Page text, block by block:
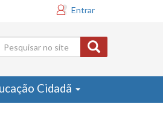
Entrar
busca
Cidadã